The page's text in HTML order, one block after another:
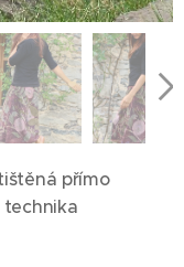
přímo
technika